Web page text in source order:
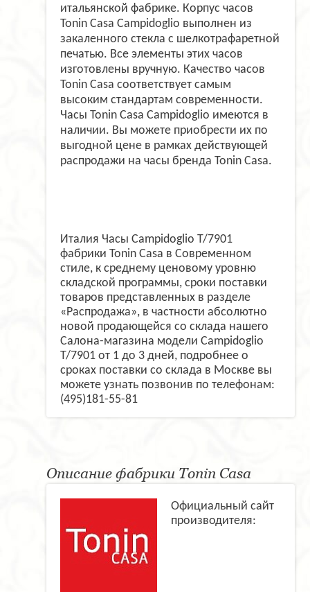
итальянской фабрике. Корпус часов
Tonin Casa Campidoglio выполнен из
закаленного стекла с шелкотрафаретной
печатью. Все элементы этих часов
изготовлены вручную. Качество часов
Tonin Casa соответствует самым
высоким стандартам современности.
Часы Tonin Casa Campidoglio имеются в
наличии. Вы можете приобрести их по
выгодной цене в рамках действующей
распродажи на часы бренда Tonin Casa.
Италия Часы Campidoglio T/7901
фабрики Tonin Casa в Современном
стиле, к среднему ценовому уровню
складской программы, сроки поставки
товаров представленных в разделе
«Распродажа», в частности абсолютно
новой продающейся со склада нашего
Салона-магазина модели Campidoglio
T/7901 от 1 до 3 дней, подробнее о
сроках поставки со склада в Москве вы
можете узнать позвонив по телефонам:
(495)181-55-81
Описание фабрики Tonin Casa
Официальный сайт
производителя: